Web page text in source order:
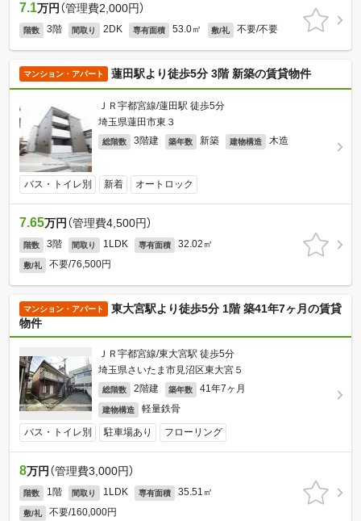
7.1万円 （管理費2,000円）
階数 3階 間取り 2DK 専有面積 53.0㎡ 敷/礼 不要/不要
マンション・アパート 蓮田駅より徒歩5分 3階 新築の賃貸物件
ＪＲ宇都宮線/蓮田駅 徒歩5分
埼玉県蓮田市東３
総階数 3階建 築年数 新築 建物構造 木造
バス・トイレ別 新着 オートロック
7.65万円 （管理費4,500円）
階数 3階 間取り 1LDK 専有面積 32.02㎡
敷/礼 不要/76,500円
マンション・アパート
東大宮駅より徒歩5分 1階 築41年7ヶ月の賃貸
物件
ＪＲ宇都宮線/東大宮駅 徒歩5分
埼玉県さいたま市見沼区東大宮５
総階数 2階建 築年数 41年7ヶ月
建物構造 軽量鉄骨
バス・トイレ別 駐車場あり フローリング
8万円 （管理費3,000円）
階数 1階 間取り 1LDK 専有面積 35.51㎡
敷/礼 不要/160,000円